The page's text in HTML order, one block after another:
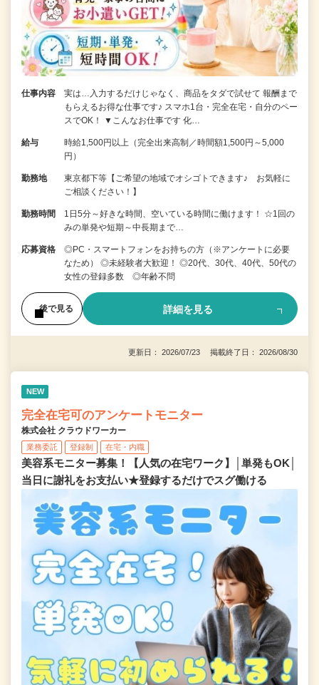
仕事内容
実は…入力するだけじゃなく、商品をタダで試せて 報酬まで
もらえるお得な仕事です♪ スマホ1台・完全在宅・自分のペー
スでOK！ ▼こんなお仕事です 化…
給与
時給1,500円以上（完全出来高制／時間額1,500円～5,000
円）
勤務地
東京都下等【ご希望の地域でオシゴトできます♪ お気軽に
ご相談ください！】
勤務時間
1日5分～好きな時間、空いている時間に働けます！ ☆1回の
みの単発や短期～中長期まで…
応募資格
◎PC・スマートフォンをお持ちの方（※アンケートに必要
なため） ◎未経験者大歓迎！ ◎20代、30代、40代、50代の
女性の登録多数 ◎年齢不問
後で見る 詳細を見る
更新日： 2026/07/23 掲載終了日： 2026/08/30
NEW
完全在宅可のアンケートモニター
株式会社 クラウドワーカー
業務委託 登録制 在宅・内職
美容系モニター募集！【人気の在宅ワーク】│単発もOK│
当日に謝礼をお支払い★登録するだけでスグ働ける